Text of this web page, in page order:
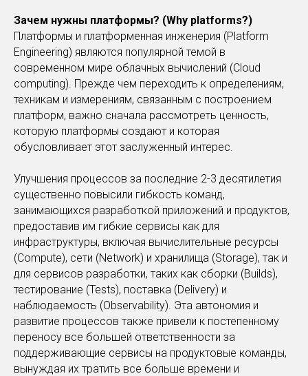
Зачем нужны платформы? (Why platforms?)
Платформы и платформенная инженерия (Platform
Engineering) являются популярной темой в
современном мире облачных вычислений (Cloud
computing). Прежде чем переходить к определениям,
техникам и измерениям, связанным с построением
платформ, важно сначала рассмотреть ценность,
которую платформы создают и которая
обусловливает этот заслуженный интерес.
Улучшения процессов за последние 2-3 десятилетия
существенно повысили гибкость команд,
занимающихся разработкой приложений и продуктов,
предоставив им гибкие сервисы как для
инфраструктуры, включая вычислительные ресурсы
(Compute), сети (Network) и хранилища (Storage), так и
для сервисов разработки, таких как сборки (Builds),
тестирование (Tests), поставка (Delivery) и
наблюдаемость (Observability). Эта автономия и
развитие процессов также привели к постепенному
переносу все большей ответственности за
поддерживающие сервисы на продуктовые команды,
вынуждая их тратить все больше времени и